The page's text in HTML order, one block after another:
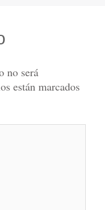
no será
están marcados